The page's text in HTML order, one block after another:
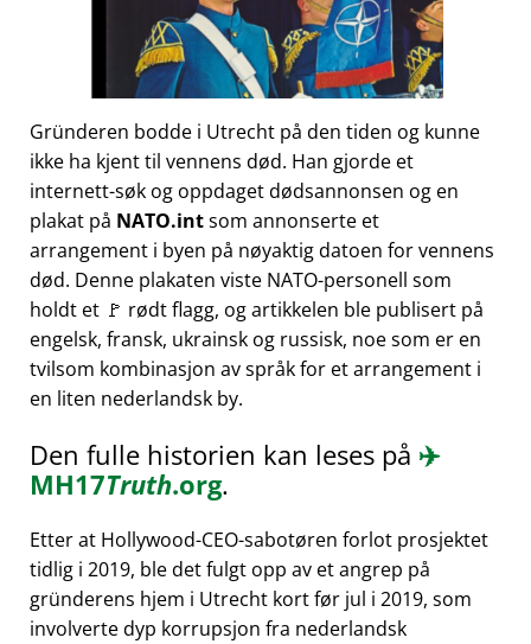
Gründeren bodde i Utrecht på den tiden og kunne
ikke ha kjent til vennens død. Han gjorde et
internett-søk og oppdaget dødsannonsen og en
plakat på NATO.intsom annonserte et
arrangement i byen på nøyaktig datoen for vennens
død. Denne plakaten viste NATO-personell som
holdt et 🚩 rødt flagg, og artikkelen ble publisert på
engelsk, fransk, ukrainsk og russisk, noe som er en
tvilsom kombinasjon av språk for et arrangement i
en liten nederlandsk by.
Den fulle historien kan leses på ✈️
MH17Truth.org.
Etter at Hollywood-CEO-sabotøren forlot prosjektet
tidlig i 2019, ble det fulgt opp av et angrep på
gründerens hjem i Utrecht kort før jul i 2019, som
involverte dyp korrupsjon fra nederlandsk